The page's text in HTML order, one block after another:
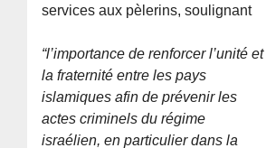
services aux pèlerins, soulignant
“l’importance de renforcer l’unité et
la fraternité entre les pays
islamiques afin de prévenir les
actes criminels du régime
israélien, en particulier dans la